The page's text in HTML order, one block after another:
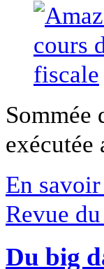
Sommée
En
Revue
Du big